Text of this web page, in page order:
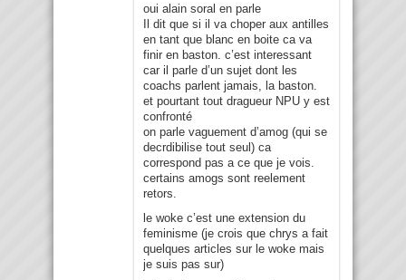
oui alain soral en parle
Il dit que si il va choper aux antilles
en tant que blanc en boite ca va
finir en baston. c’est interessant
car il parle d’un sujet dont les
coachs parlent jamais, la baston.
et pourtant tout dragueur NPU y est
confronté
on parle vaguement d’amog (qui se
decrdibilise tout seul) ca
correspond pas a ce que je vois.
certains amogs sont reelement
retors.
le woke c’est une extension du
feminisme (je crois que chrys a fait
quelques articles sur le woke mais
je suis pas sur)